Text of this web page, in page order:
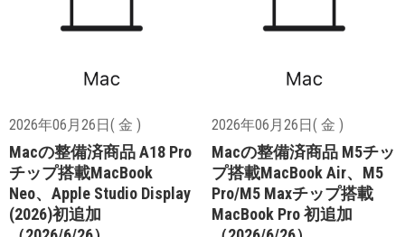
2026年06月26日( 金 )
Macの整備済商品 A18 Pro
チップ搭載MacBook
Neo、Apple Studio Display
(2026)初追加
2026年06月26日( 金 )
Macの整備済商品 M5チッ
プ搭載MacBook Air、M5
Pro/M5 Maxチップ搭載
MacBook Pro 初追加